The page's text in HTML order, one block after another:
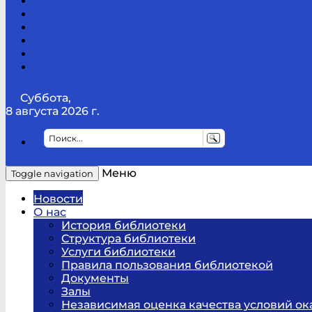
Суббота,
8 августа 2026 г.
Toggle navigation
Меню
Новости
О нас
История библиотеки
Структура библиотеки
Услуги библиотеки
Правила пользования библиотекой
Документы
Залы
Независимая оценка качества условий